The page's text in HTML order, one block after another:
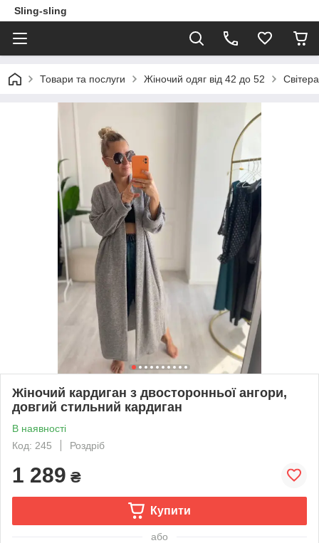
Sling-sling
Товари та послуги Жіночий одяг від 42 до 52
Жіночий кардиган з двосторонньої ангори,
довгий стильний кардиган
В наявності
Код: 245
Роздріб
1 289 ₴
Купити
або